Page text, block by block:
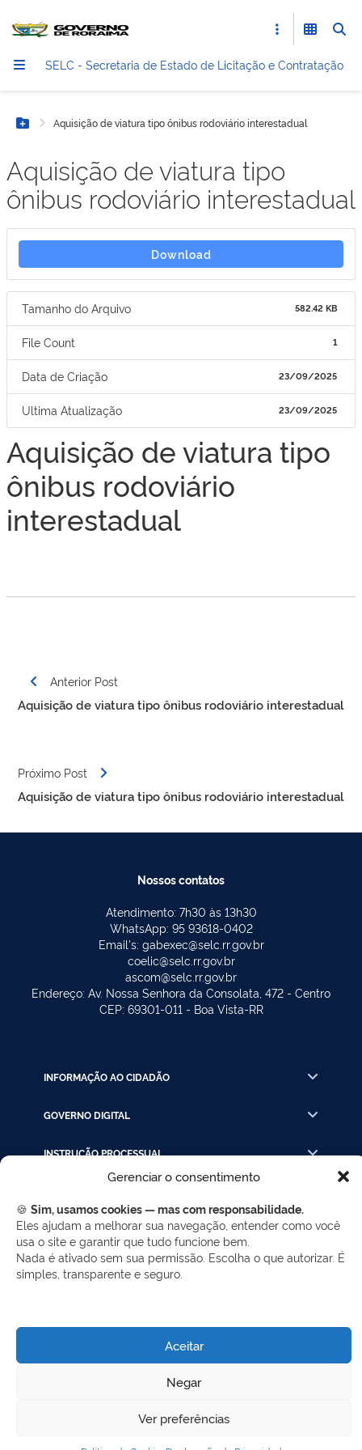
Gerenciar o consentimento
🍪 Sim, usamos cookies — mas com responsabilidade.
Eles ajudam a melhorar sua navegação, entender como você
usa o site e garantir que tudo funcione bem.
Nada é ativado sem sua permissão. Escolha o que autorizar. É
simples, transparente e seguro.
Aceitar
Negar
Ver preferências
SELC - Secretaria de Estado de Licitação e Contratação
Botão Menu
Aquisição de viatura tipo ônibus rodoviário interestadual
Aquisição de viatura tipo
ônibus rodoviário interestadual
Download
Tamanho do Arquivo 582.42 KB
File Count 1
Data de Criação 23/09/2025
Ultima Atualização 23/09/2025
Aquisição de viatura tipo
ônibus rodoviário
interestadual
Navegação
de
Anterior Post
Aquisição de viatura tipo ônibus rodoviário interestadual
Próximo Post
Aquisição de viatura tipo ônibus rodoviário interestadual
Nossos contatos
Atendimento: 7h30 às 13h30
WhatsApp: 95 93618-0402
Email's: gabexec@selc.rr.gov.br
coelic@selc.rr.gov.br
ascom@selc.rr.gov.br
Endereço: Av. Nossa Senhora da Consolata, 472 - Centro
CEP: 69301-011 - Boa Vista-RR
INFORMAÇÃO AO CIDADÃO
GOVERNO DIGITAL
INSTRUÇÃO PROCESSUAL
REDES SOCIAIS
Facebook
Twitter
LinkedIn
Instagram
Desenvolvido por Gerência de Tecnologia da
Informação - SELC